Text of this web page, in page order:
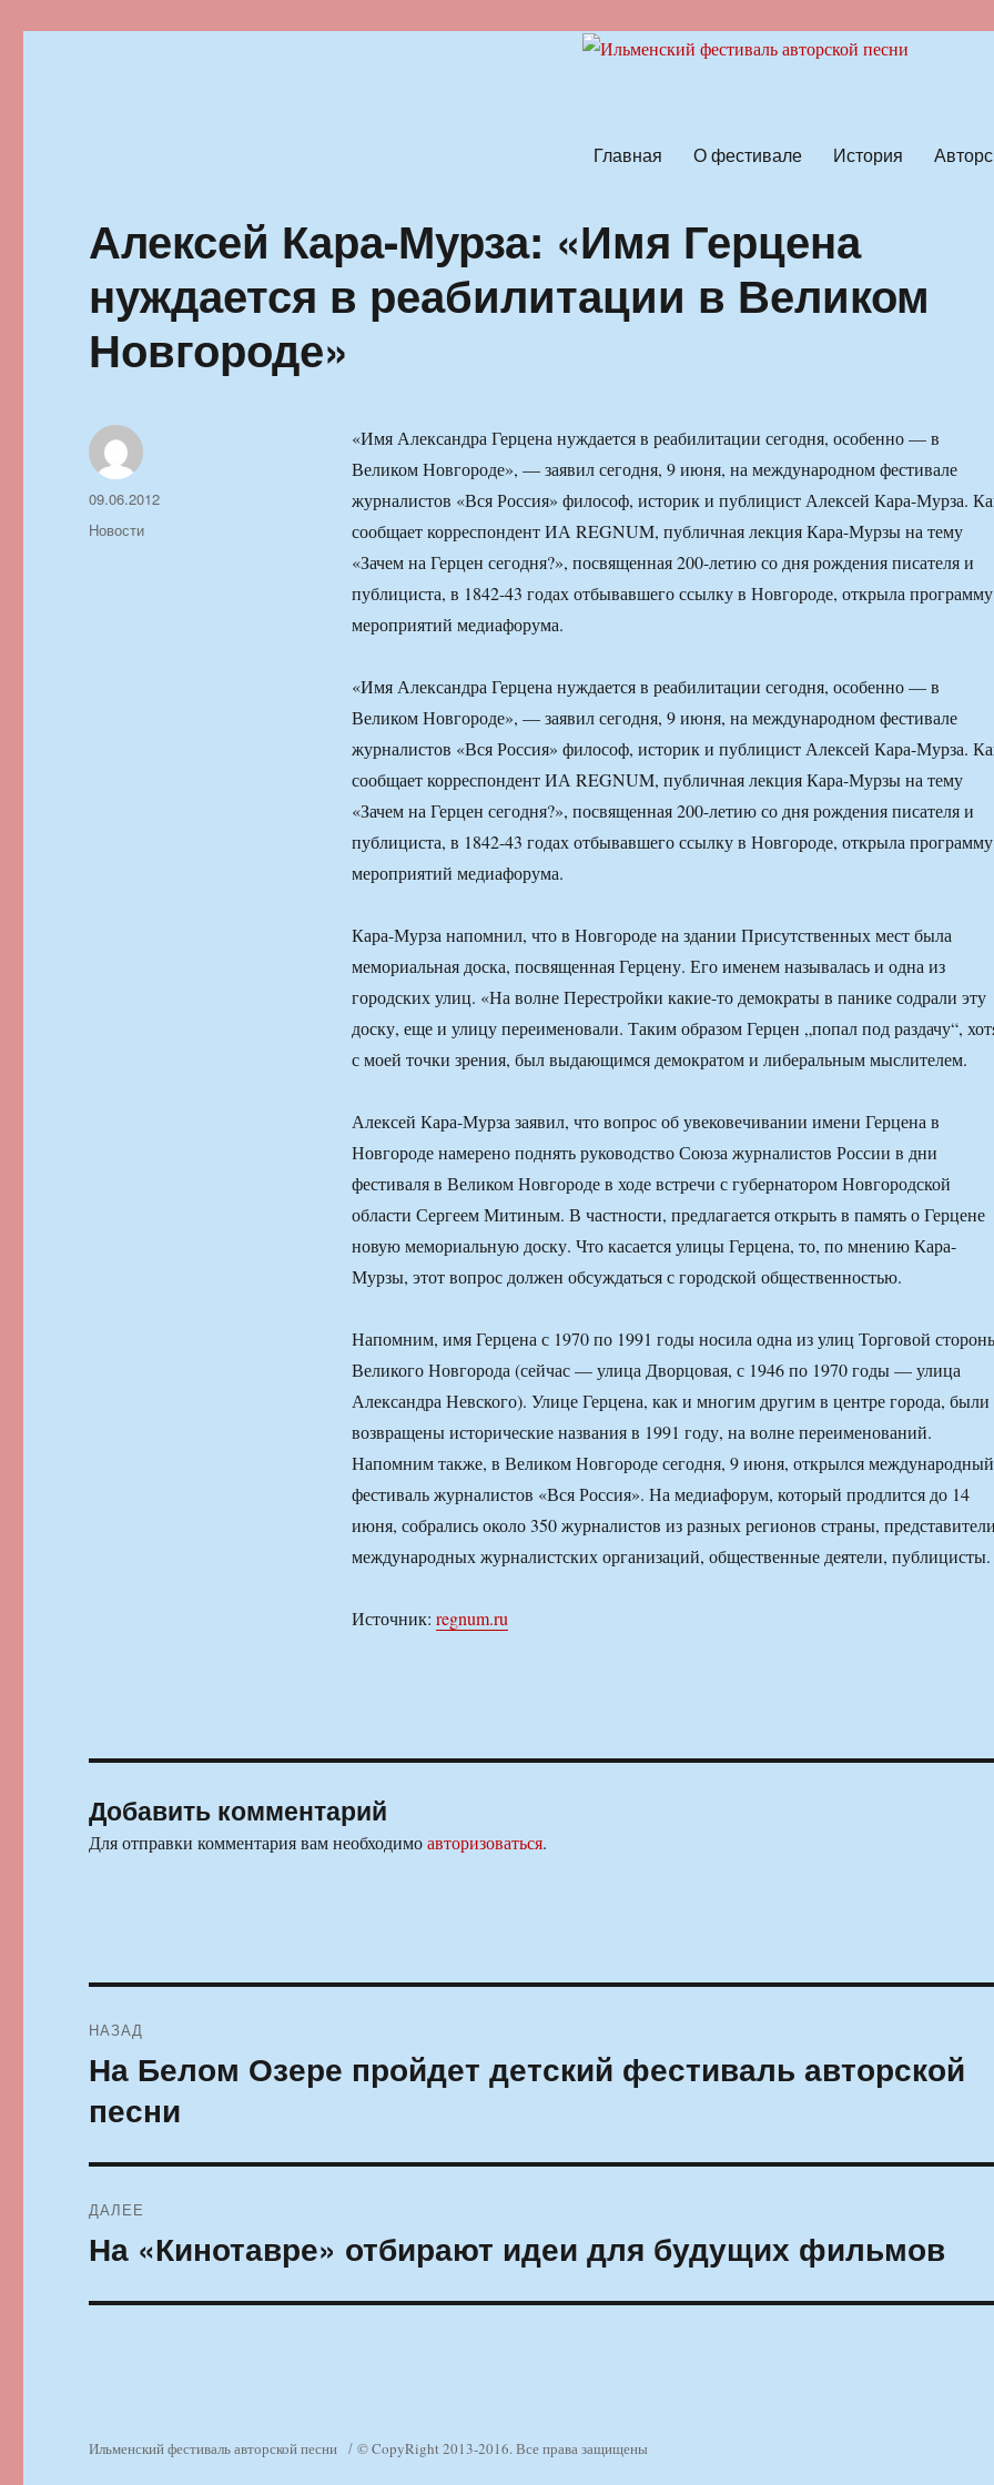
Главная О фестивале История
Алексей Кара-Мурза: «Имя Герцена
нуждается в реабилитации в Великом
Новгороде»
«Имя Александра Герцена нуждается в реабилитации сегодня, особенно — в
Великом Новгороде», — заявил сегодня, 9 июня, на международном фестивале
журналистов «Вся Россия» философ, историк и публицист Алексей Кара-Мурза.
сообщает корреспондент ИА REGNUM, публичная лекция Кара-Мурзы на тему
«Зачем на Герцен сегодня?», посвященная 200-летию со дня рождения писателя и
публициста, в 1842-43 годах отбывавшего ссылку в Новгороде, открыла программу
мероприятий медиафорума.
«Имя Александра Герцена нуждается в реабилитации сегодня, особенно — в
Великом Новгороде», — заявил сегодня, 9 июня, на международном фестивале
журналистов «Вся Россия» философ, историк и публицист Алексей Кара-Мурза.
сообщает корреспондент ИА REGNUM, публичная лекция Кара-Мурзы на тему
«Зачем на Герцен сегодня?», посвященная 200-летию со дня рождения писателя и
публициста, в 1842-43 годах отбывавшего ссылку в Новгороде, открыла программу
мероприятий медиафорума.
Кара-Мурза напомнил, что в Новгороде на здании Присутственных мест была
мемориальная доска, посвященная Герцену. Его именем называлась и одна из
городских улиц. «На волне Перестройки какие-то демократы в панике содрали эту
доску, еще и улицу переименовали. Таким образом Герцен „попал под раздачу“,
с моей точки зрения, был выдающимся демократом и либеральным мыслителем.
Алексей Кара-Мурза заявил, что вопрос об увековечивании имени Герцена в
Новгороде намерено поднять руководство Союза журналистов России в дни
фестиваля в Великом Новгороде в ходе встречи с губернатором Новгородской
области Сергеем Митиным. В частности, предлагается открыть в память о Герцене
новую мемориальную доску. Что касается улицы Герцена, то, по мнению Кара-
Мурзы, этот вопрос должен обсуждаться с городской общественностью.
Напомним, имя Герцена с 1970 по 1991 годы носила одна из улиц Торговой
Великого Новгорода (сейчас — улица Дворцовая, с 1946 по 1970 годы — улица
Александра Невского). Улице Герцена, как и многим другим в центре города, были
возвращены исторические названия в 1991 году, на волне переименований.
Напомним также, в Великом Новгороде сегодня, 9 июня, открылся международный
фестиваль журналистов «Вся Россия». На медиафорум, который продлится до 14
июня, собрались около 350 журналистов из разных регионов страны,
международных журналистских организаций, общественные деятели, публицисты.
Источник: regnum.ru
Автор
Опубликовано
09.06.2012
Рубрики
Новости
Добавить комментарий
Для отправки комментария вам необходимоавторизоваться.
по
записям
НАЗАД
Предыдущая
На Белом Озере пройдет детский фестиваль авторской
песни
ДАЛЕЕ
Следующая
На «Кинотавре» отбирают идеи для будущих фильмов
Ильменский фестиваль авторской песни © CopyRight 2013-2016. Все права защищены